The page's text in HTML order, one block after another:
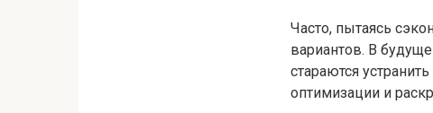
Часто, пытаясь
вариантов. В
стараются
оптимизации и